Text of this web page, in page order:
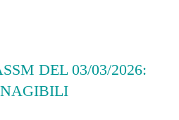
DEL 03/03/2026: